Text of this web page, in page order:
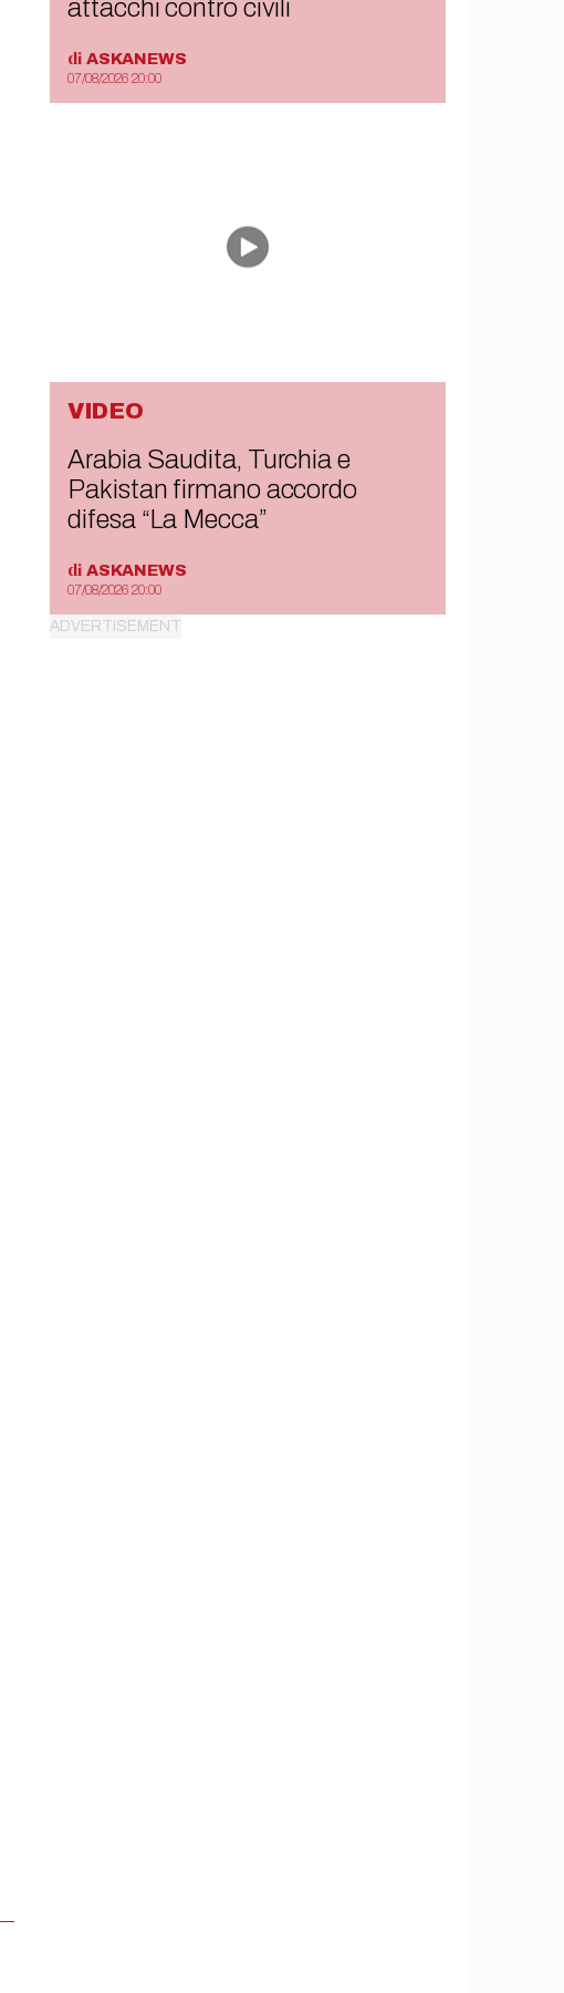
attacchi contro civili
di ASKANEWS
07/08/2026 20:00
VIDEO
Arabia Saudita, Turchia e
Pakistan firmano accordo
difesa “La Mecca”
di ASKANEWS
07/08/2026 20:00